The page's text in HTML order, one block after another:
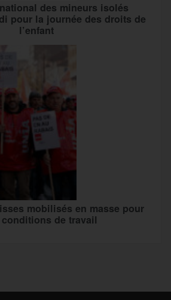
des mineurs isolés
pour la journée des droits de
l’enfant
mobilisés en masse pour
de travail